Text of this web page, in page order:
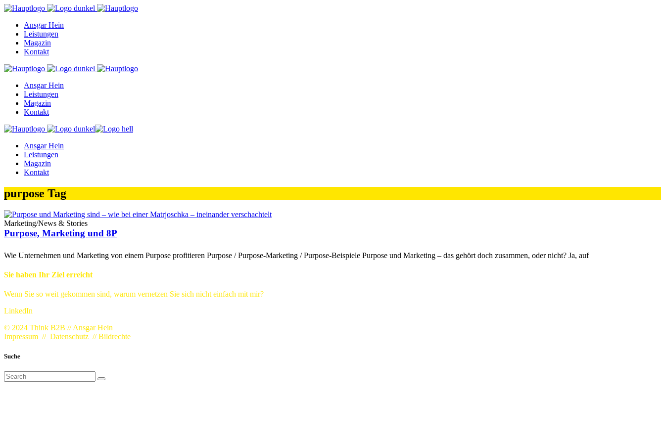
Ansgar Hein
Leistungen
Magazin
Kontakt
Ansgar Hein
Leistungen
Magazin
Kontakt
Ansgar Hein
Leistungen
Magazin
Kontakt
purpose Tag
Marketing/News & Stories
Purpose, Marketing und 8P
Wie Unternehmen und Marketing von einem Purpose profitieren Purpose / Purpose-Marketing / Purpose-Beispiele Purpose und Marketing – das gehört doch zusammen, oder nicht? Ja, auf
Sie haben Ihr Ziel erreicht
Wenn Sie so weit gekommen sind, warum vernetzen Sie sich nicht einfach mit mir?
LinkedIn
© 2024 Think B2B // Ansgar Hein
Impressum // Datenschutz //Bildrechte
Suche
Search
for: